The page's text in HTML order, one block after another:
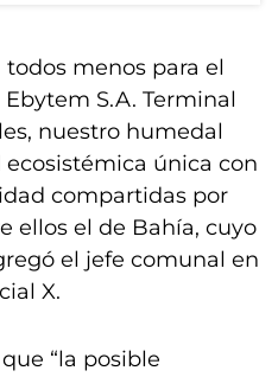
todos menos para el
S.A. Terminal
nuestro humedal
única con
compartidas por
ellos el de Bahía, cuyo
el jefe comunal en
X.
“la posible